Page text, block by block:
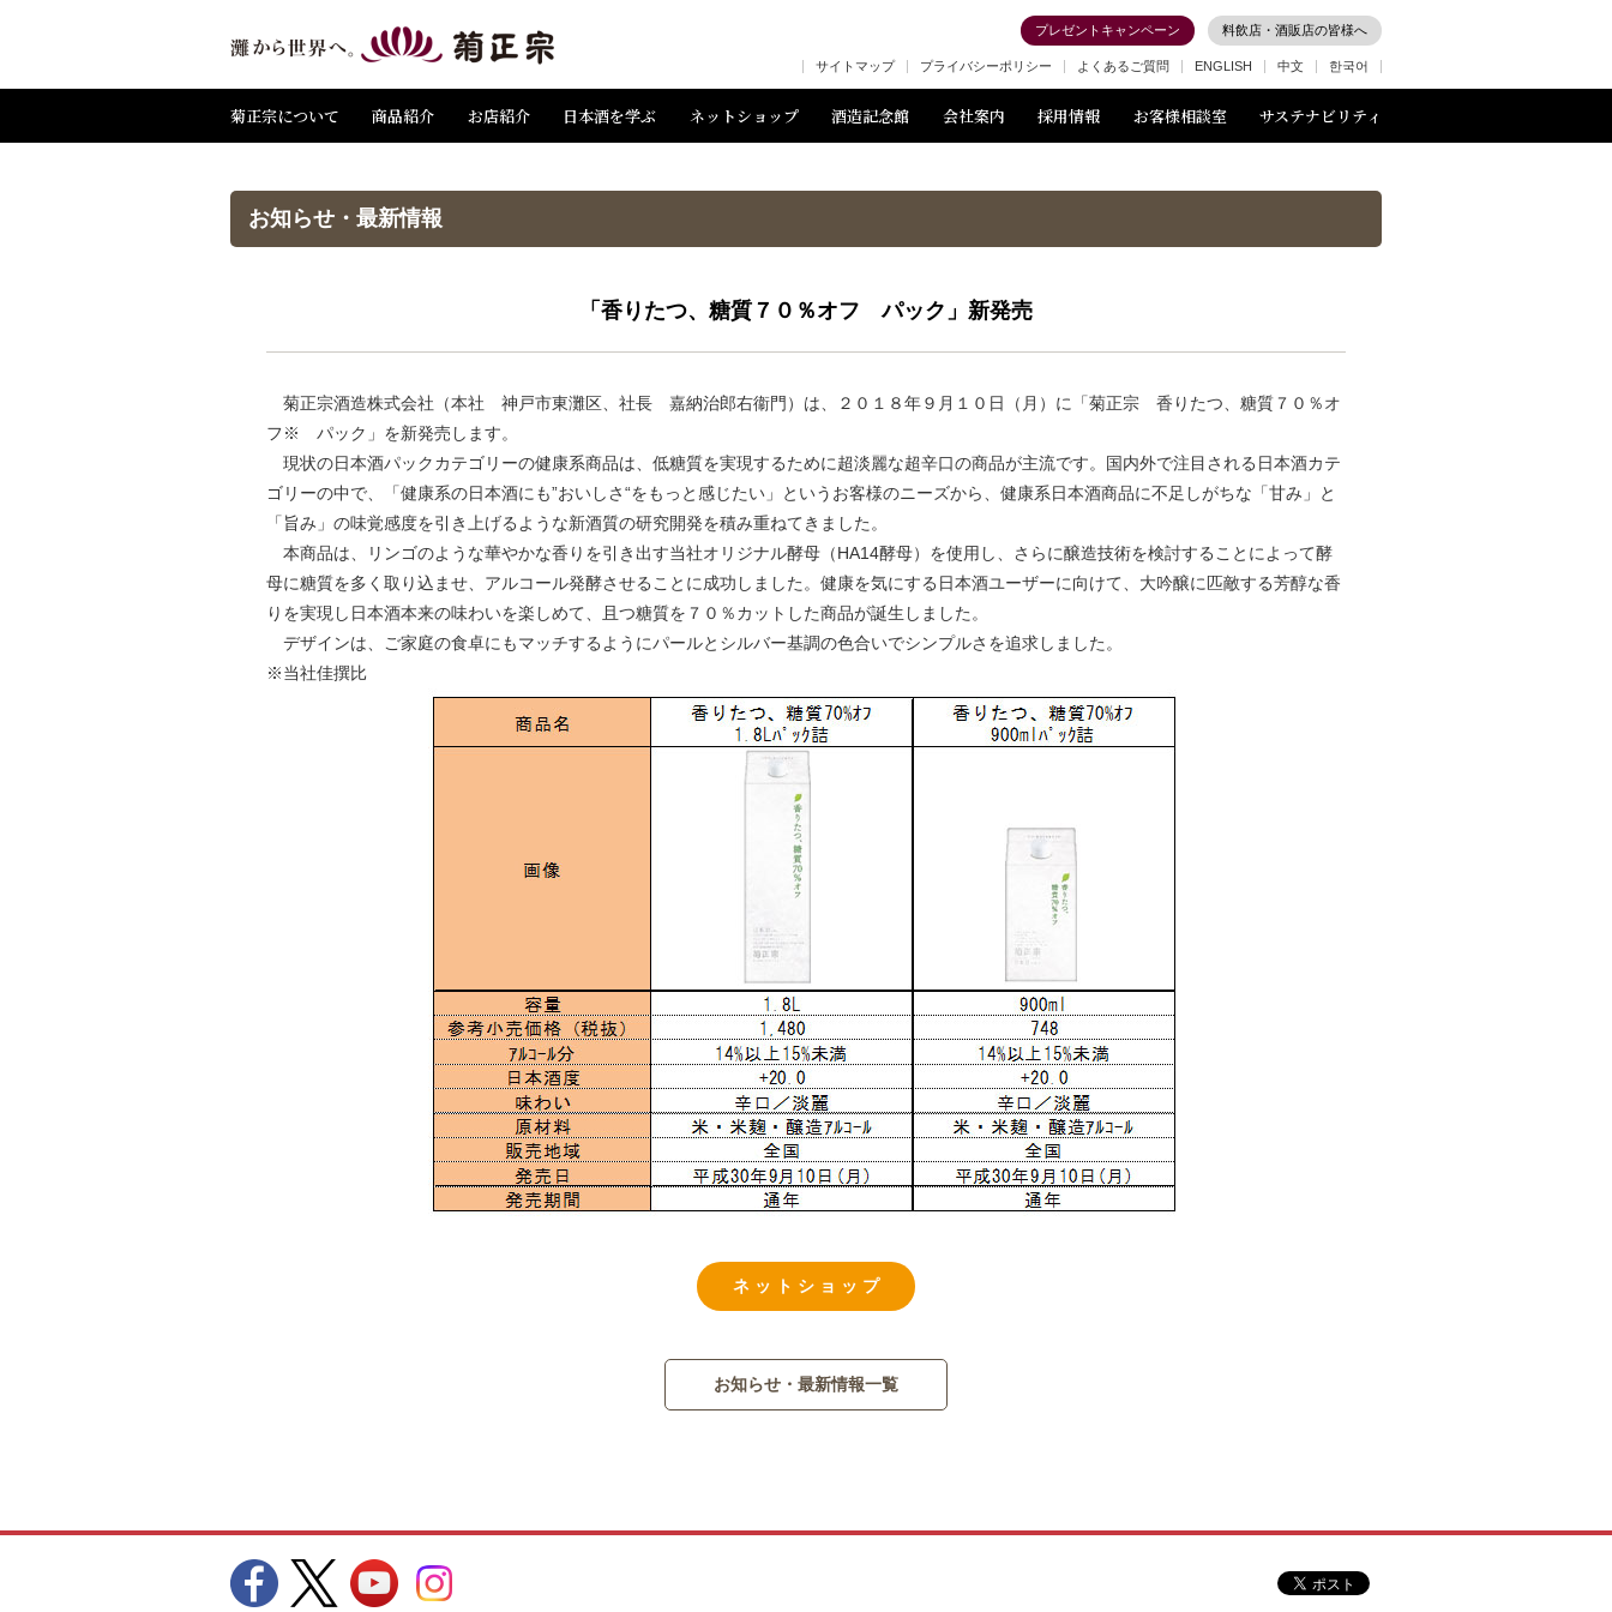
菊正宗について 商品紹介 お店紹介 日本酒を学ぶ ネットショップ 酒造記念館 会社案内 採用情報 お客様相談室 サステナビリティ
プレゼントキャンペーン 料飲店・酒販店の皆様へ
サイトマップ プライバシーポリシー よくあるご質問 ENGLISH 中文 한국어
お知らせ・最新情報
「香りたつ、糖質７０％オフ パック」新発売
菊正宗酒造株式会社（本社 神戸市東灘区、社長 嘉納治郎右衞門）は、２０１８年９月１０日（月）に「菊正宗 香りたつ、糖質７０％オ
フ※ パック」を新発売します。
現状の日本酒パックカテゴリーの健康系商品は、低糖質を実現するために超淡麗な超辛口の商品が主流です。国内外で注目される日本酒カテ
ゴリーの中で、「健康系の日本酒にも”おいしさ“をもっと感じたい」というお客様のニーズから、健康系日本酒商品に不足しがちな「甘み」と
「旨み」の味覚感度を引き上げるような新酒質の研究開発を積み重ねてきました。
本商品は、リンゴのような華やかな香りを引き出す当社オリジナル酵母（HA14酵母）を使用し、さらに醸造技術を検討することによって酵
母に糖質を多く取り込ませ、アルコール発酵させることに成功しました。健康を気にする日本酒ユーザーに向けて、大吟醸に匹敵する芳醇な香
りを実現し日本酒本来の味わいを楽しめて、且つ糖質を７０％カットした商品が誕生しました。
デザインは、ご家庭の食卓にもマッチするようにパールとシルバー基調の色合いでシンプルさを追求しました。
※当社佳撰比
ネ ッ ト シ ョ ッ プ
お知らせ・最新情報一覧